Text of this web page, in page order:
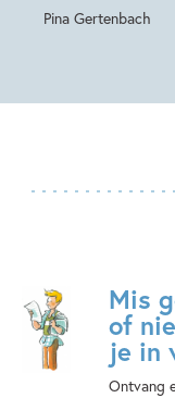
Pina Gertenbach
Mis
of
je in
Ontvang